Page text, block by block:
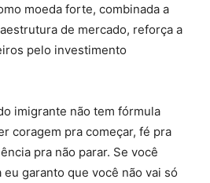
moeda forte, combinada a
de mercado, reforça a
pelo investimento
imigrante não tem fórmula
coragem pra começar, fé pra
pra não parar. Se você
garanto que você não vai só